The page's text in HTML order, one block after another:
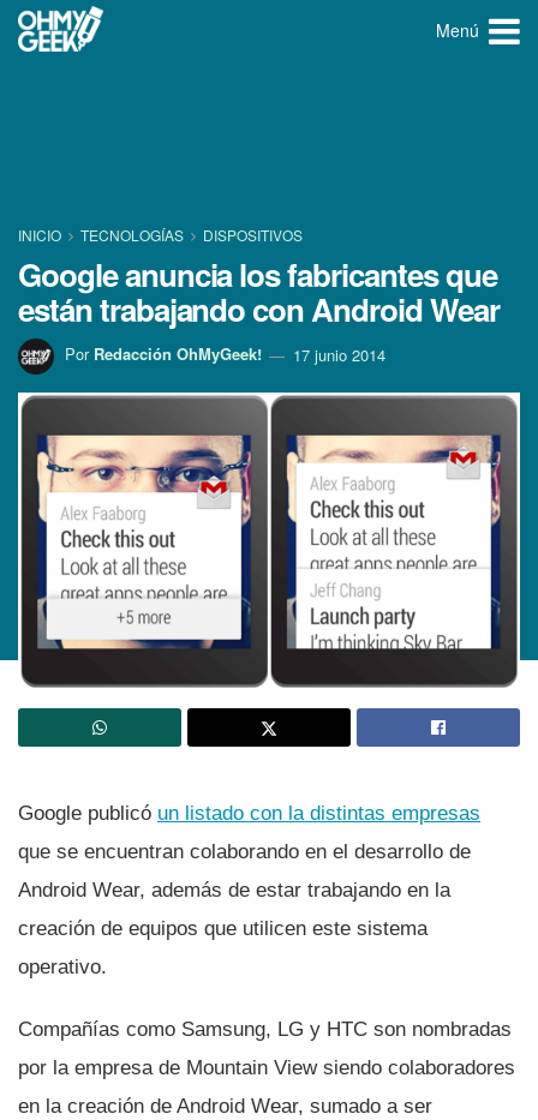
Menú
INICIO TECNOLOGÍ­AS DISPOSITIVOS
Google anuncia los fabricantes que
están trabajando con Android Wear
Por Redacción OhMyGeek! 17 junio 2014
Google publicó un listado con la distintas empresas
que se encuentran colaborando en el desarrollo de
Android Wear, además de estar trabajando en la
creación de equipos que utilicen este sistema
operativo.
Compañí­as como Samsung, LG y HTC son nombradas
por la empresa de Mountain View siendo colaboradores
en la creación de Android Wear, sumado a ser